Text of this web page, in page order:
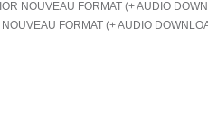
FORMAT (+ AUDIO